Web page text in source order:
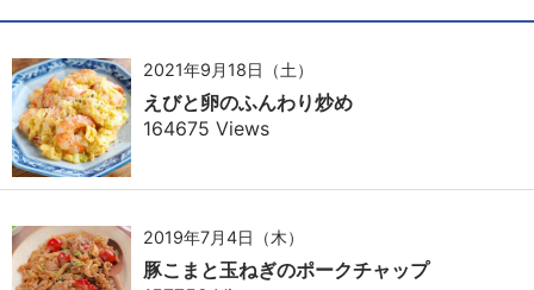
2021年9月18日（土）
えびと卵のふんわり炒め
164675 Views
2019年7月4日（木）
豚こまと玉ねぎのポークチャップ